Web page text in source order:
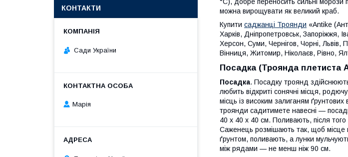
°C), добре переносить сильні морози
можна вирощувати як великий краб.
Купити саджанці Троянди «Antike
Харків, Дніпропетровськ, Запоріжжя,
Херсон, Суми, Чернігов, Чорні,
Вінниця, Житомир, Ніколаєв, Рівно,
Посадка (Троянда плетиста
Посадка. Посадку троянд
любить відкриті сонячні місця,
місць із високим залиганям
троянди садитимете навесні —
40 х 40 х 40 см. Поливають, після
Саженець розмішають так, щоб місце
ґрунтом, поливають, а лунки
між рядами — не менш ніж 90 см.
КОНТАКТИ
Сади України
Марія